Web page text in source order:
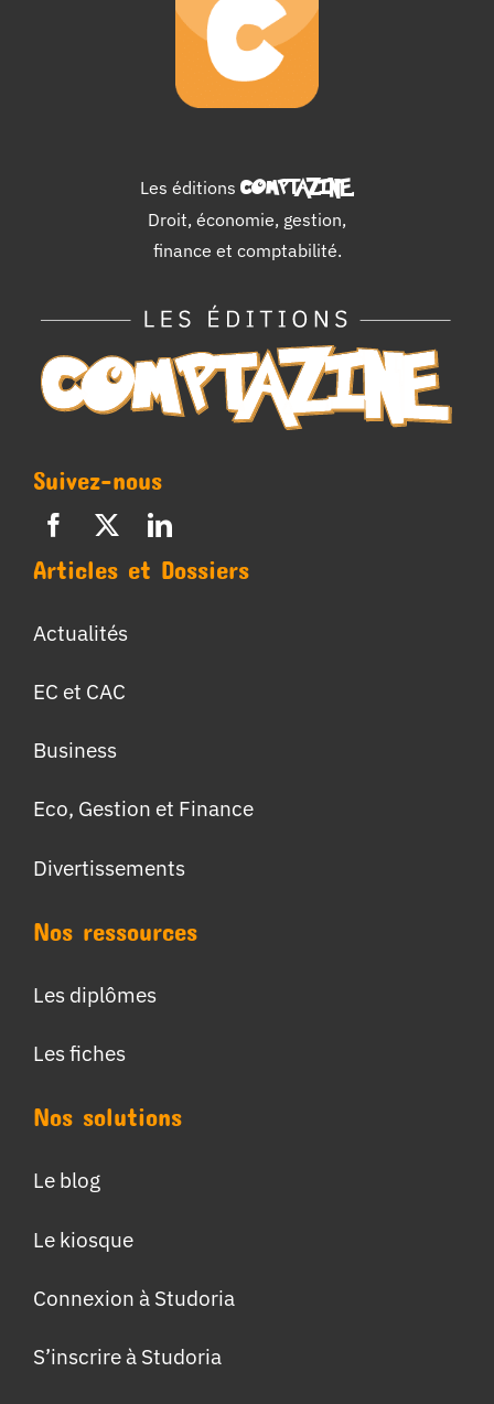
Les éditions COMPTAZINE.
Droit, économie, gestion,
finance et comptabilité.
Suivez-nous
Articles et Dossiers
Actualités
EC et CAC
Business
Eco, Gestion et Finance
Divertissements
Nos ressources
Les diplômes
Les fiches
Nos solutions
Le blog
Le kiosque
Connexion à Studoria
S’inscrire à Studoria